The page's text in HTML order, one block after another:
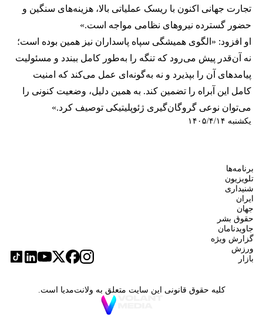
تجارت جهانی اکنون با ریسک عملیاتی بالا، هزینه‌های سنگین و
حضور گسترده نیروهای نظامی مواجه است.»
او افزود: «الگوی همیشگی سپاه پاسداران نیز همین بوده است؛
نه آن‌قدر پیش می‌رود که تنگه را به‌طور کامل ببندد و مسئولیت
پیامدهای آن را بپذیرد و نه به‌گونه‌ای عمل می‌کند که امنیت
کامل این آبراه را تضمین کند. به همین دلیل، وضعیت کنونی را
می‌توان نوعی گروگان‌گیری ژئوپلیتیکی توصیف کرد.»
یکشنبه ۱۴۰۵/۴/۱۴
برنامه‌ها
تلویزیون
شنیداری
ایران
جهان
حقوق بشر
جاویدنامان
گزارش ویژه
ورزش
بازار
کلیه حقوق قانونی این سایت متعلق به ولانت‌مدیا است.